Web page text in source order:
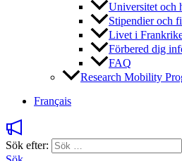
Universitet och
Stipendier och
Livet i
Förbered dig
FAQ
Research Mobility
Français
Sök efter: